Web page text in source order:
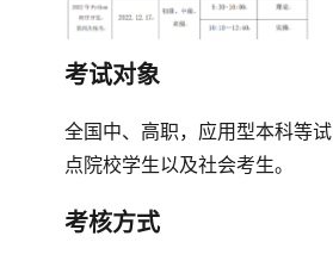
考试对象
全国中、高职，应用型本科等试
点院校学生以及社会考生。
考核方式